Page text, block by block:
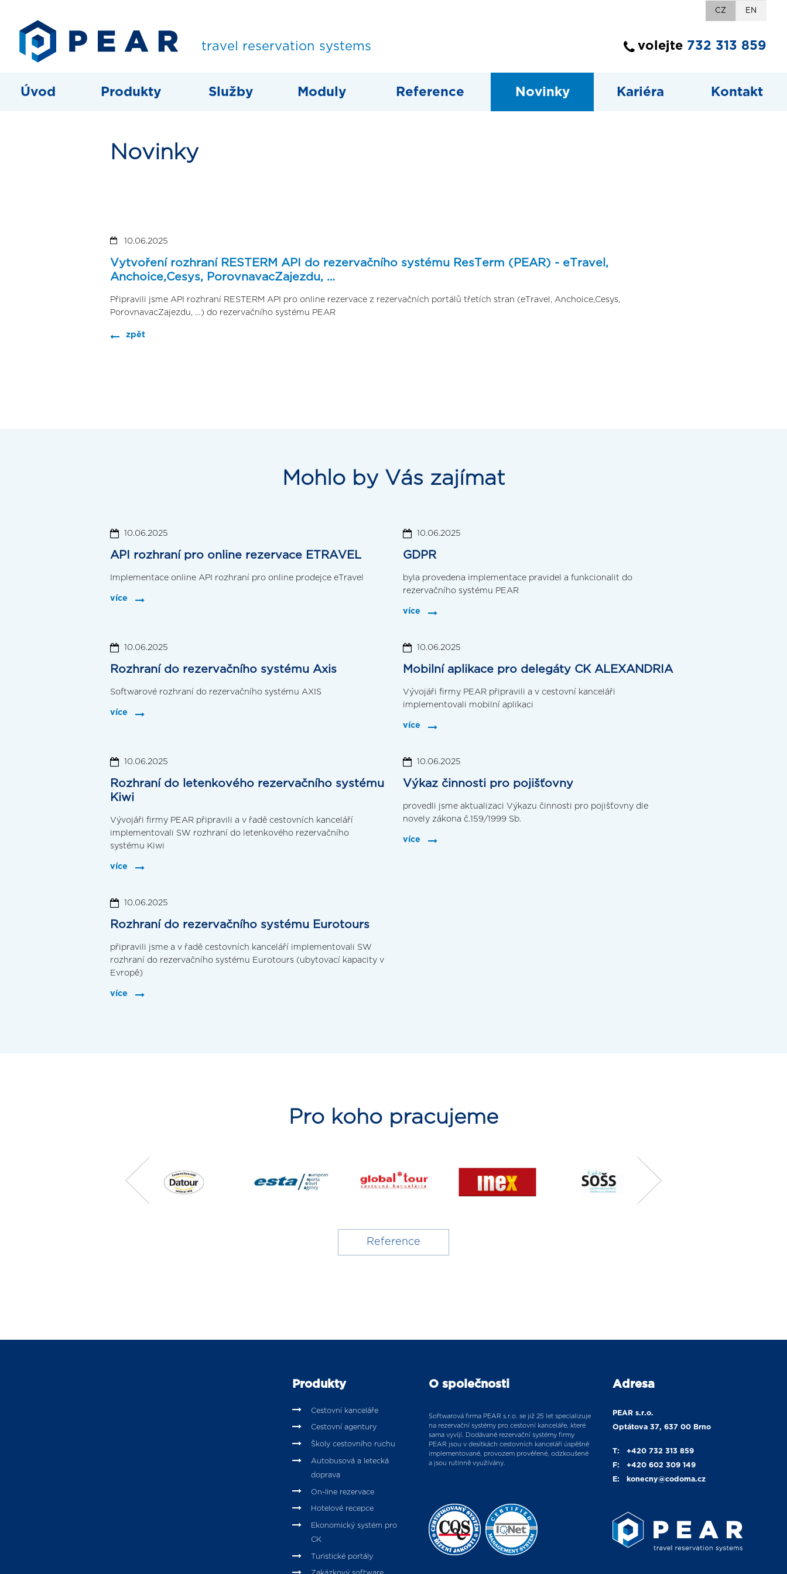
travel reservation systems
CZ EN
volejte 732 313 859
Úvod Produkty Služby Moduly Reference Novinky Kariéra Kontakt
Novinky
10.06.2025
Vytvoření rozhraní RESTERM API do rezervačního systému ResTerm (PEAR) - eTravel,
Anchoice,Cesys, PorovnavacZajezdu, …
Připravili jsme API rozhraní RESTERM API pro online rezervace z rezervačních portálů třetích stran (eTravel, Anchoice,Cesys,
PorovnavacZajezdu, …) do rezervačního systému PEAR
zpět
Mohlo by Vás zajímat
10.06.2025
API rozhraní pro online rezervace ETRAVEL
Implementace online API rozhraní pro online prodejce eTravel
více
10.06.2025
GDPR
byla provedena implementace pravidel a funkcionalit do
rezervačního systému PEAR
více
10.06.2025
Rozhraní do rezervačního systému Axis
Softwarové rozhraní do rezervačního systému AXIS
více
10.06.2025
Mobilní aplikace pro delegáty CK ALEXANDRIA
Vývojáři firmy PEAR připravili a v cestovní kanceláři
implementovali mobilní aplikaci
více
10.06.2025
Rozhraní do letenkového rezervačního systému
Kiwi
Vývojáři firmy PEAR připravili a v řadě cestovních kanceláří
implementovali SW rozhraní do letenkového rezervačního
systému Kiwi
více
10.06.2025
Výkaz činnosti pro pojišťovny
provedli jsme aktualizaci Výkazu činnosti pro pojišťovny dle
novely zákona č.159/1999 Sb.
více
10.06.2025
Rozhraní do rezervačního systému Eurotours
připravili jsme a v řadě cestovních kanceláří implementovali SW
rozhraní do rezervačního systému Eurotours (ubytovací kapacity v
Evropě)
více
Pro koho pracujeme
Reference
Produkty
Cestovní kanceláře
Cestovní agentury
Školy cestovního ruchu
Autobusová a letecká
doprava
On-line rezervace
Hotelové recepce
Ekonomický systém pro
CK
Turistické portály
O společnosti
Softwarová firma PEAR s.r.o. se již 25 let specializuje
na rezervační systémy pro cestovní kanceláře, které
sama vyvíjí. Dodávané rezervační systémy firmy
PEAR jsou v desítkách cestovních kanceláří úspěšně
implementované, provozem prověřené, odzkoušené
a jsou rutinně využívány.
Adresa
PEAR s.r.o.
Optátova 37, 637 00 Brno
T:
+420 732 313 859
F:
+420 602 309 149
E:
konecny@codoma.cz